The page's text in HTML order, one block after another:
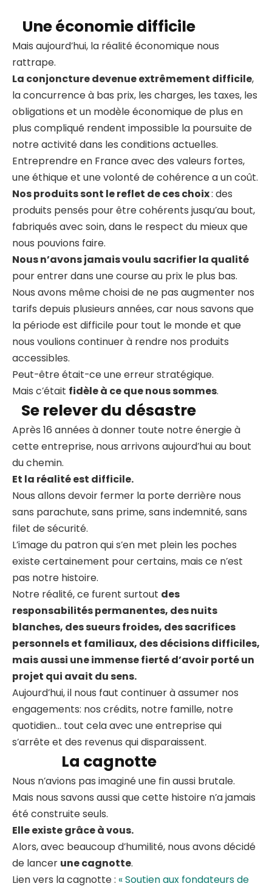
Une économie difficile
Mais aujourd’hui, la réalité économique nous
rattrape.
La conjoncture devenue extrêmement difficile,
la concurrence à bas prix, les charges, les taxes, les
obligations et un modèle économique de plus en
plus compliqué rendent impossible la poursuite de
notre activité dans les conditions actuelles.
Entreprendre en France avec des valeurs fortes,
une éthique et une volonté de cohérence a un coût.
Nos produits sont le reflet de ces choix: des
produits pensés pour être cohérents jusqu’au bout,
fabriqués avec soin, dans le respect du mieux que
nous pouvions faire.
Nous n’avons jamais voulu sacrifier la qualité
pour entrer dans une course au prix le plus bas.
Nous avons même choisi de ne pas augmenter nos
tarifs depuis plusieurs années, car nous savons que
la période est difficile pour tout le monde et que
nous voulions continuer à rendre nos produits
accessibles.
Peut-être était-ce une erreur stratégique.
Mais c’était fidèle à ce que nous sommes.
Se relever du désastre
Après 16 années à donner toute notre énergie à
cette entreprise, nous arrivons aujourd’hui au bout
du chemin.
Et la réalité est difficile.
Nous allons devoir fermer la porte derrière nous
sans parachute, sans prime, sans indemnité, sans
filet de sécurité.
L’image du patron qui s’en met plein les poches
existe certainement pour certains, mais ce n’est
pas notre histoire.
Notre réalité, ce furent surtout des
responsabilités permanentes, des nuits
blanches, des sueurs froides, des sacrifices
personnels et familiaux, des décisions difficiles,
mais aussi une immense fierté d’avoir porté un
projet qui avait du sens.
Aujourd’hui, il nous faut continuer à assumer nos
engagements: nos crédits, notre famille, notre
quotidien… tout cela avec une entreprise qui
s’arrête et des revenus qui disparaissent.
La cagnotte
Nous n’avions pas imaginé une fin aussi brutale.
Mais nous savons aussi que cette histoire n’a jamais
été construite seuls.
Elle existe grâce à vous.
Alors, avec beaucoup d’humilité, nous avons décidé
de lancer une cagnotte.
Lien vers la cagnotte : « Soutien aux fondateurs de